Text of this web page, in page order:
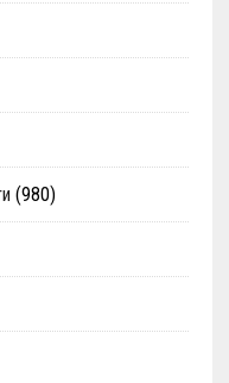
(980)